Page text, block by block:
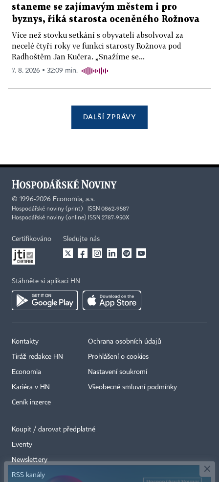
staneme se zajímavým městem i pro
byznys, říká starosta oceněného Rožnova
Více než stovku setkání s obyvateli absolvoval za
necelé čtyři roky ve funkci starosty Rožnova pod
Radhoštěm Jan Kučera. „Snažíme se...
7. 8. 2026 ▪ 32:09 min.
DALŠÍ ZPRÁVY
© 1996-2026 Economia, a.s.
Hospodářské noviny (print) ISSN 0862-9587
Hospodářské noviny (online) ISSN 2787-950X
Certifikováno Sledujte nás
Stáhněte si aplikaci HN
Kontakty
Tiráž redakce HN
Economia
Kariéra v HN
Ceník inzerce
Ochrana osobních údajů
Prohlášení o cookies
Nastavení soukromí
Všeobecné smluvní podmínky
Koupit / darovat předplatné
Eventy
Newslettery
RSS kanály